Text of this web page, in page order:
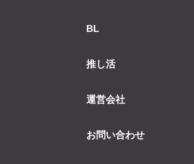
BL
推し活
運営会社
お問い合わせ